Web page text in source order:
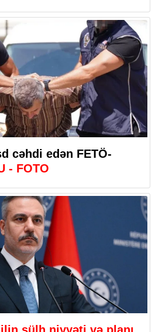
cəhdi edən FETÖ-
- FOTO
sülh niyyəti və planı